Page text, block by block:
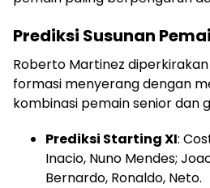
Prediksi Susunan
Roberto Martinez
formasi menyerang dengan
kombinasi pemain senior dan
Prediksi Starting XI:
Inacio, Nuno Mendes;
Bernardo, Ronaldo, Neto.